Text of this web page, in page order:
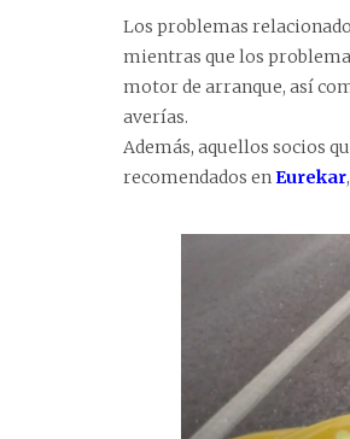
Los problemas
mientras que los
motor de arranque, así
averías.
Además, aquellos socios
recomendados enEurekar